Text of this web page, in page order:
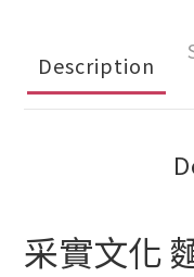
Description
采實文化